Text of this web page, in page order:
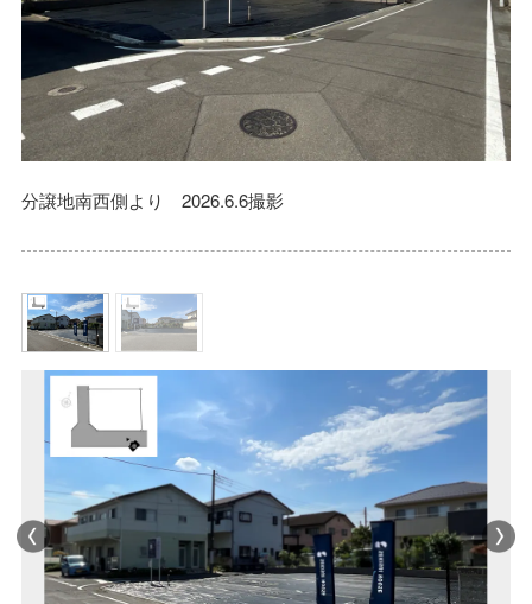
分譲地南西側より 2026.6.6撮影